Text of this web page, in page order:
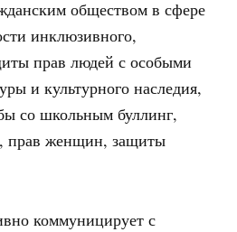
обществом в сфере
инклюзивного,
прав людей с особыми
и культурного наследия,
со школьным буллинг,
прав женщин, защиты
коммуницирует с